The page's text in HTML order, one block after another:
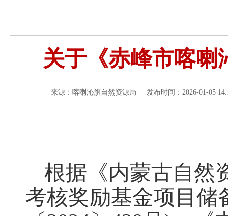
关于《赤峰市喀喇
来源：喀喇沁旗自然资源局 发布时间：2026-01-05
根据《内蒙古自然
考核奖励基金项目储